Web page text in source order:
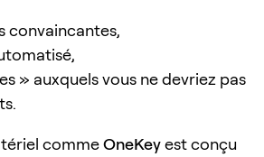
convaincantes,
» auxquels vous ne devriez pas
commeOneKeyest conçu